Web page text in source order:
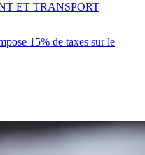
15% de taxes sur le
ET TRANSPORT